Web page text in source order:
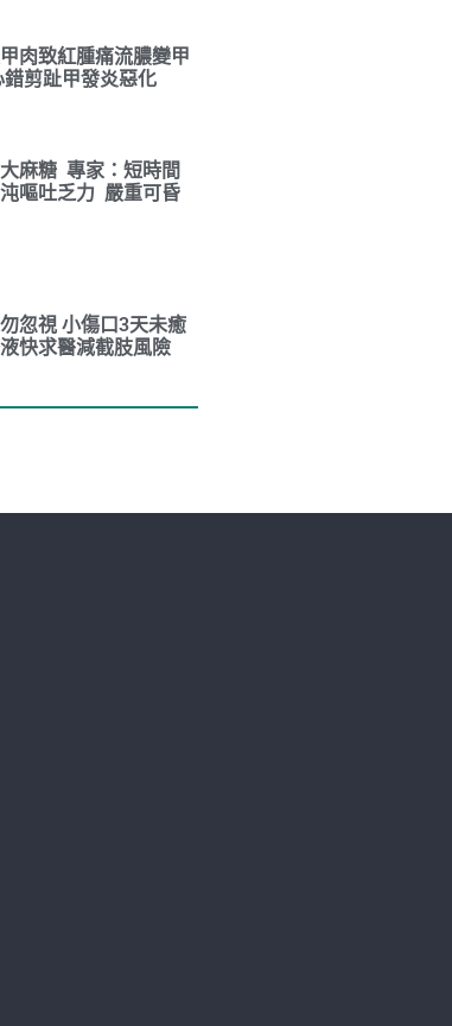
肉致紅腫痛流膿變甲
剪趾甲發炎惡化
麻糖 專家：短時間
嘔吐乏力 嚴重可昏
忽視 小傷口3天未癒
快求醫減截肢風險